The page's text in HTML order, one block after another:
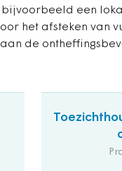
bijvoorbeeld een
het afsteken van
de